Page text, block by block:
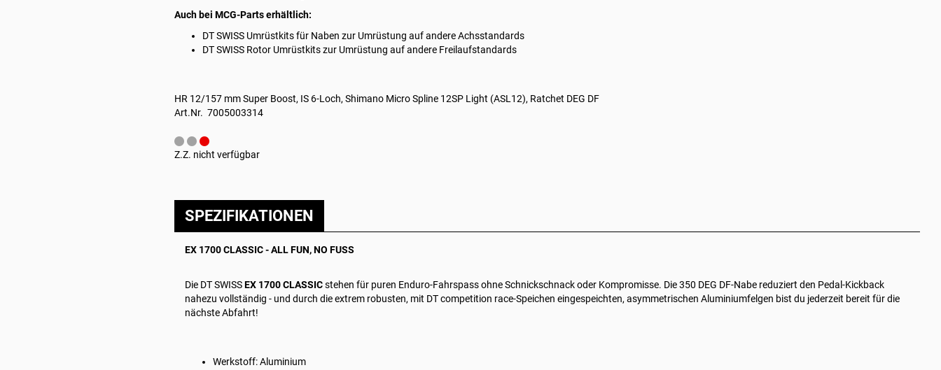
Auch bei MCG-Parts erhältlich:
DT SWISS Umrüstkits für Naben zur Umrüstung auf andere Achsstandards
DT SWISS Rotor Umrüstkitszur Umrüstung auf andere Freilaufstandards
HR 12/157 mm Super Boost, IS 6-Loch, Shimano Micro Spline 12SP Light (ASL12), Ratchet DEG DF
Art.Nr. 7005003314
Z.Z. nicht verfügbar
SPEZIFIKATIONEN
EX 1700 CLASSIC - ALL FUN, NO FUSS
Die DT SWISSEX 1700 CLASSICstehen für puren Enduro-Fahrspass ohne Schnickschnack oder Kompromisse. Die 350 DEG DF-Nabe reduziert den Pedal‑Kickback
nahezu vollständig - und durch die extrem robusten, mit DT competition race-Speichen eingespeichten, asymmetrischen Aluminiumfelgen bist du jederzeit bereit für die
nächste Abfahrt!
Werkstoff: Aluminium